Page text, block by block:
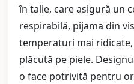
în talie, care asigură un
respirabilă, pijama din
temperaturi mai
plăcută pe piele.
o face potrivită pentru